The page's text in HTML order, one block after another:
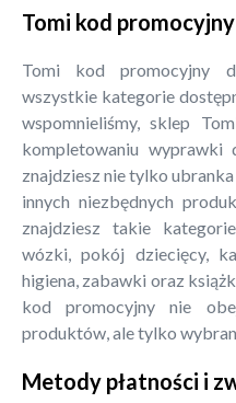
Tomi kod
Tomi kod promocyjny
wszystkie kategorie
wspomnieliśmy, sklep
kompletowaniu wyprawki
znajdziesz nie tylko
innych niezbędnych
znajdziesz takie
wózki, pokój dziecięcy,
higiena, zabawki oraz
kod promocyjny nie
produktów, ale tylko
Metody płatności i